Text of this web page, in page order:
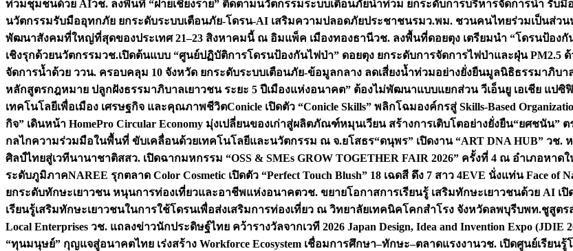
ท่วมชุมชนด้วย AIวช. ลงพื้นที่ “ฝายเชียงราย” ติดตามนวัตกรรมระบบเตือนภัยน้ำท่วม ยกระดับการบริหารจัดการน้ำ รับ
นวัตกรรมรับมืออุทกภัย ยกระดับระบบเตือนภัย-โดรน-AI เสริมความปลอดภัยประชาชนรมว.พม. ชวนคนไทยร่วมเป็นส่วนห
พัฒนาสังคมที่ใหญ่ที่สุดของประเทศ 21–23 สิงหาคมนี้ ณ อิมแพ็ค เมืองทองธานีวช. ลงพื้นที่ดอยตุง เตรียมนำ “โดรนป้อง
เชิงรุกด้วยนวัตกรรมวช.เปิดต้นแบบ “ศูนย์ปฏิบัติการโดรนป้องกันไฟป่า” ดอยตุง ยกระดับการจัดการไฟป่าและฝุ่น PM2.5
จัดการน้ำด้วย ววน. ครอบคลุม 10 จังหวัด ยกระดับระบบเตือนภัย-ข้อมูลกลาง ลดเสี่ยงน้ำท่วมอย่างยั่งยืนมูลนิธิธรรมาภิบา
หลักสูตรกฎหมาย ปลูกฝังธรรมาภิบาลเยาวชน ระยะ 5 ปีเมืองแห่งอนาคต” ต้องไม่พัฒนาแบบแยกส่วน วีเอ็นยู เอเชีย แ
เทคโนโลยีเพื่อเมือง เศรษฐกิจ และคุณภาพชีวิตConicle เปิดตัว “Conicle Skills” พลิกโฉมองค์กรสู่ Skills-Based
กิจ” เดินหน้า HomePro Circular Economy มุ่งเปลี่ยนของเก่าสู่ผลิตภัณฑ์หมุนเวียน สร้างการเติบโตอย่างยั่งยืน“ยศชนัน” ต
กลไกความร่วมมือในพื้นที่ ขับเคลื่อนด้วยเทคโนโลยีและนวัตกรรม ณ จ.ยโสธร“ดนุพร” เปิดงาน “ART DNA HUB” ว
ศิลป์ไทยสู่เวทีนานาชาติสสว. เปิดฉากมหกรรม “OSS & SMEs GROW TOGETHER FAIR 2026” ครั้งที่ 4 ณ อำเภอห
ระดับภูมิภาคNAREE รุกตลาด Color Cosmetic เปิดตัว “Perfect Touch Blush” 18 เฉดสี ดึง 7 สาว 4EVE นั่งแท่น Face of
ยกระดับทักษะเยาวชน หนุนการท่องเที่ยวและอาชีพแห่งอนาคตวช. ขยายโอกาสการเรียนรู้ เสริมทักษะเยาวชนด้วย AI เ
เรียนรู้เสริมทักษะเยาวชนในการใช้โดรนเพื่อส่งเสริมการท่องเที่ยว ณ วิทยาลัยเทคนิคโคกสำโรง จังหวัดลพบุรีบพท.ชูสูตร
Local Enterprises วช. แถลงข่าวนักประดิษฐ์ไทย คว้ารางวัลจากเวที 2026 Japan Design, Idea and Invention Expo
“ทุนมนุษย์” กุญแจสู่อนาคตไทย เร่งสร้าง Workforce Ecosystem เชื่อมการศึกษา–ทักษะ–ตลาดแรงงานวช. เปิดศูนย์เรียน